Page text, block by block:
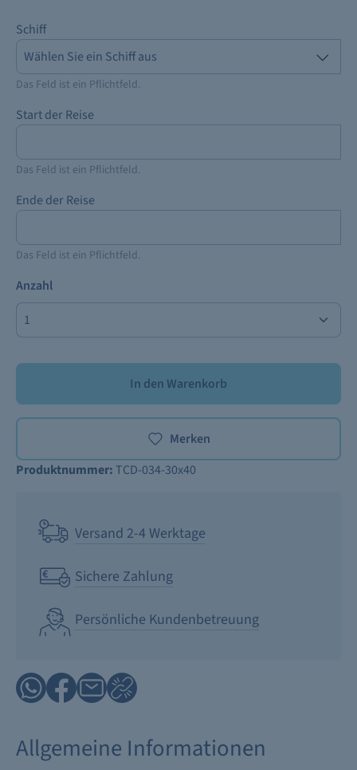
Schiff
Das Feld ist ein Pflichtfeld.
Start der Reise
Das Feld ist ein Pflichtfeld.
Ende der Reise
Das Feld ist ein Pflichtfeld.
Anzahl
In den Warenkorb
Merken
Produktnummer: TCD-034-30x40
Versand 2-4 Werktage
Sichere Zahlung
Persönliche Kundenbetreuung
Allgemeine Informationen